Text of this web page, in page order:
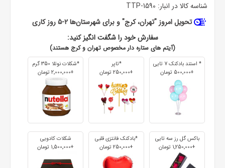
شناسه کالا در انبار: TTP-1590
تحویل امروز "تهران، کرج" و برای شهرستان‌ها 2-5 روز کاری
سفارش خود را شگفت انگیز کنید:
(آیتم های ستاره دار مخصوص تهران و کرج هستند)
* استند بادکنک 7 تایی
+500٬000 تومان
*تاپر
+250٬000 تومان
*شکلات نوتلا 350 گرم
+2٬000٬000 تومان
باکس گل رز سه تایی
+1٬250٬000 تومان
*بادکنک فانتزی قلبی
+250٬000 تومان
شکلات کادویی
+1٬500٬000 تومان